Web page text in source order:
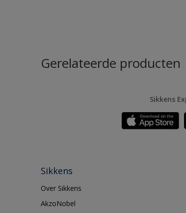
Gerelateerde producten
Sikkens
Sikkens
Over Sikkens
AkzoNobel